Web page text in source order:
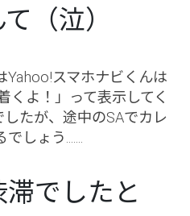
（泣）
Yahoo!スマホナビくんは
くよ！」って表示してく
たが、途中のSAでカレ
しょう.......
でしたと